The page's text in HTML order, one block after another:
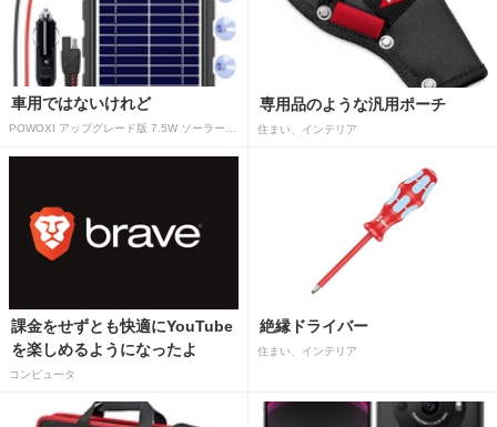
車用ではないけれど 専用品のような汎用ポーチ
住まい、インテリア
課金をせずとも快適にYouTube
を楽しめるようになったよ
コンピュータ
絶縁ドライバー
住まい、インテリア